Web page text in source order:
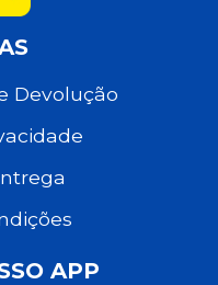
Devolução
APP